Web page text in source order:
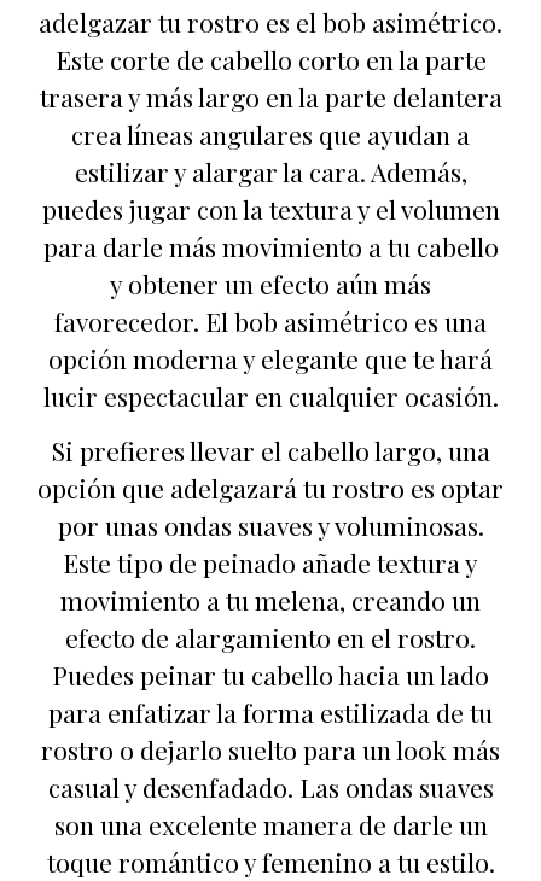
adelgazar tu rostro es el bob asimétrico.
Este corte de cabello corto en la parte
trasera y más largo en la parte delantera
crea líneas angulares que ayudan a
estilizar y alargar la cara. Además,
puedes jugar con la textura y el volumen
para darle más movimiento a tu cabello
y obtener un efecto aún más
favorecedor. El bob asimétrico es una
opción moderna y elegante que te hará
lucir espectacular en cualquier ocasión.
Si prefieres llevar el cabello largo, una
opción que adelgazará tu rostro es optar
por unas ondas suaves y voluminosas.
Este tipo de peinado añade textura y
movimiento a tu melena, creando un
efecto de alargamiento en el rostro.
Puedes peinar tu cabello hacia un lado
para enfatizar la forma estilizada de tu
rostro o dejarlo suelto para un look más
casual y desenfadado. Las ondas suaves
son una excelente manera de darle un
toque romántico y femenino a tu estilo.